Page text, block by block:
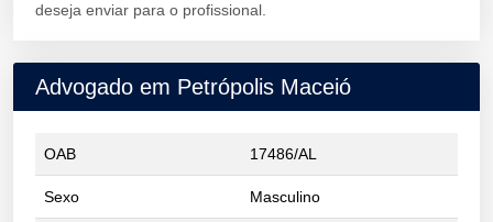
deseja enviar para o profissional.
Advogado em Petrópolis Maceió
OAB 17486/AL
Sexo Masculino